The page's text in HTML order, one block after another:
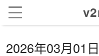
2026年03月01